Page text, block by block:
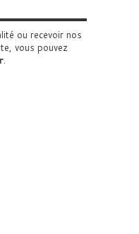
ou recevoir nos
vous pouvez
.